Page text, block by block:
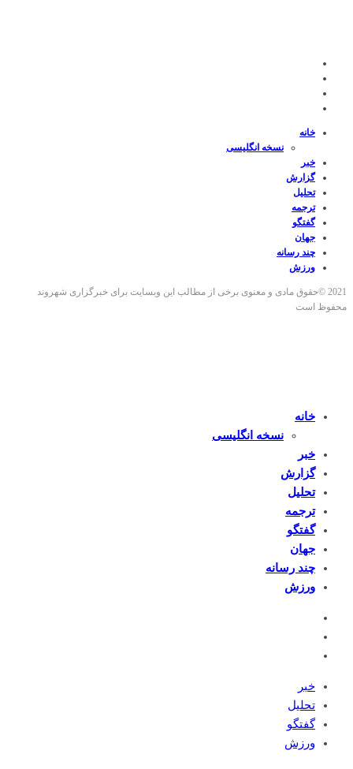
خانه
نسخه انگلیسی
خبر
گزارش
تحلیل
ترجمه
گفتگو
جهان
چند رسانه
ورزش
2021 ©حقوق مادی و معنوی برخی از مطالب این وبسایت برای خبرگزاری شهروند
محفوظ است
خانه
نسخه انگلیسی
خبر
گزارش
تحلیل
ترجمه
گفتگو
جهان
چند رسانه
ورزش
خبر
تحلیل
گفتگو
ورزش